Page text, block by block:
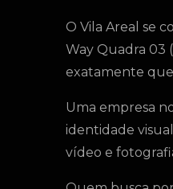
O Vila Areal se
Way Quadra 03
exatamente
Uma empresa
identidade
vídeo e